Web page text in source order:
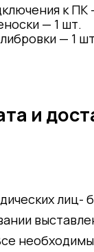
к ПК
— 1 шт.
— 1
и
лиц-